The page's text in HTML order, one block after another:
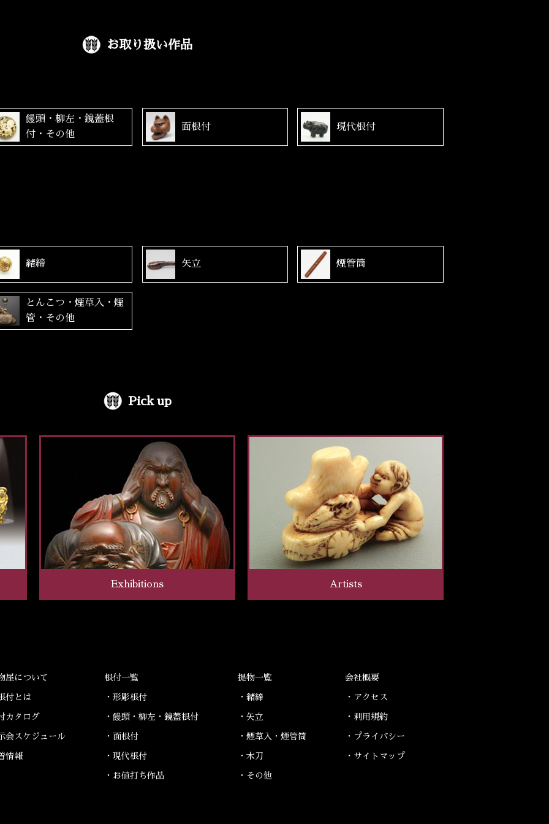
お取り扱い作品
饅頭・柳左・鏡蓋根
付・その他
面根付 現代根付
緒締 矢立 煙管筒
とんこつ・煙草入・煙
管・その他
Pick up
Exhibitions Artists
屋について
付とは
カタログ
会スケジュール
情報
根付一覧
・形彫根付
・饅頭・柳左・鏡蓋根付
・面根付
・現代根付
・お値打ち作品
提物一覧
・緒締
・矢立
・煙草入・煙管筒
・木刀
・その他
会社概要
・アクセス
・利用規約
・プライバシー
・サイトマップ